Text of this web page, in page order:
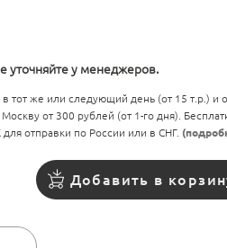
уточняйте у менеджеров.
в тот же или следующий день (от 15 т.р.) и
от 300 рублей (от 1-го дня).
отправки по России или в СНГ.
Добавить в